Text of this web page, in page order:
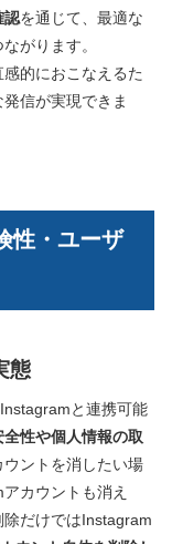
認を通じて、最適な
がります。
的におこなえるた
信が実現できま
性・ユーザ
態
と連携可能
全性や個人情報の取
ントを消したい場
カウントも消え
だけではInstagram